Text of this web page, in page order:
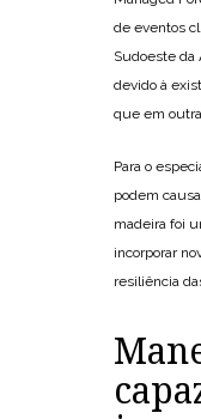
de eventos
Sudoeste da
devido à
que em
Para o
podem
madeira foi
incorporar
resiliência